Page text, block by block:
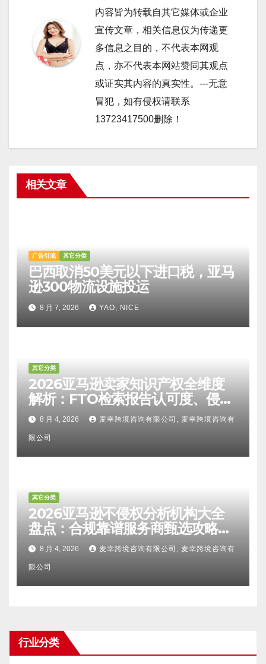
内容皆为转载自其它媒体或企业
宣传文章，相关信息仅为传递更
多信息之目的，不代表本网观
点，亦不代表本网站赞同其观点
或证实其内容的真实性。---无意
冒犯，如有侵权请联系
13723417500删除！
相关文章
广告引流 其它分类
巴西取消50美元以下进口税，亚马
逊300物流设施投运
8 月 7, 2026 YAO, NICE
其它分类
2026亚马逊卖家知识产权全维度
解析：FTO检索报告认可度、侵权
比对区别、TRO应诉方法及服务商
甄选避坑全攻略
8 月 4, 2026 麦幸跨境咨询有限公司, 麦幸跨境咨询有
限公司
其它分类
2026亚马逊不侵权分析机构大全
盘点：合规靠谱服务商甄选攻略、
避坑FAQ及标杆机构实力详解
8 月 4, 2026 麦幸跨境咨询有限公司, 麦幸跨境咨询有
限公司
行业分类